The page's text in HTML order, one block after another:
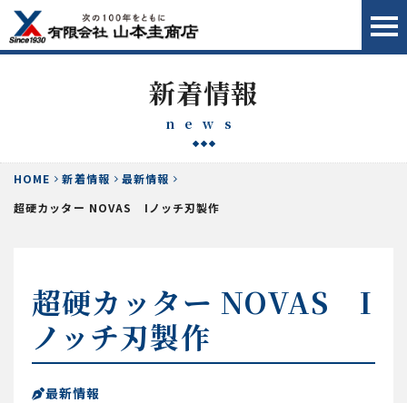
新着情報
news
HOME 新着情報
最新情報
超硬カッター NOVAS Iノッチ刃製作
超硬カッター NOVAS I
ノッチ刃製作
最新情報